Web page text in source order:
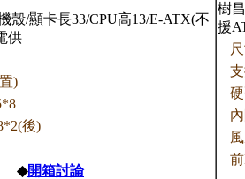
殼/顯卡長33/CPU高13/E-ATX(不
供
)
後)
◆開箱討論
樹
援